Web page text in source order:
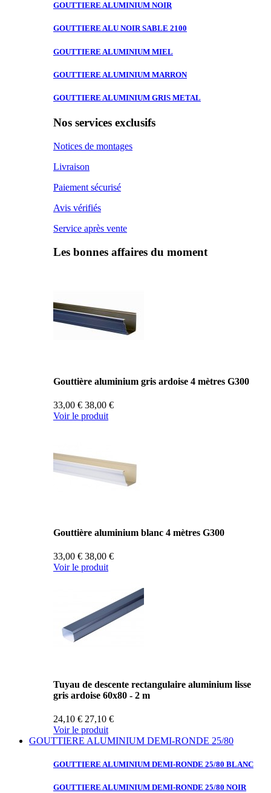
GOUTTIERE ALUMINIUM NOIR
GOUTTIERE ALU NOIR SABLE 2100
GOUTTIERE ALUMINIUM MIEL
GOUTTIERE ALUMINIUM MARRON
GOUTTIERE ALUMINIUM GRIS METAL
Nos services exclusifs
Notices de montages
Livraison
Paiement sécurisé
Avis vérifiés
Service après vente
Les bonnes affaires du moment
Gouttière aluminium gris ardoise 4 mètres G300
33,00 € 38,00 €
Voir le produit
Gouttière aluminium blanc 4 mètres G300
33,00 € 38,00 €
Voir le produit
Tuyau de descente rectangulaire aluminium lisse
gris ardoise 60x80 - 2 m
24,10 € 27,10 €
Voir le produit
GOUTTIERE ALUMINIUM DEMI-RONDE 25/80
GOUTTIERE ALUMINIUM DEMI-RONDE 25/80 BLANC
GOUTTIERE ALUMINIUM DEMI-RONDE 25/80 NOIR